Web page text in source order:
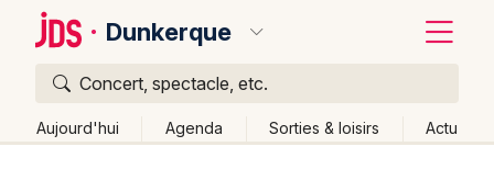
Dunkerque
Concert, spectacle, etc.
Aujourd'hui Agenda Sorties & loisirs Actu
Quoi ?